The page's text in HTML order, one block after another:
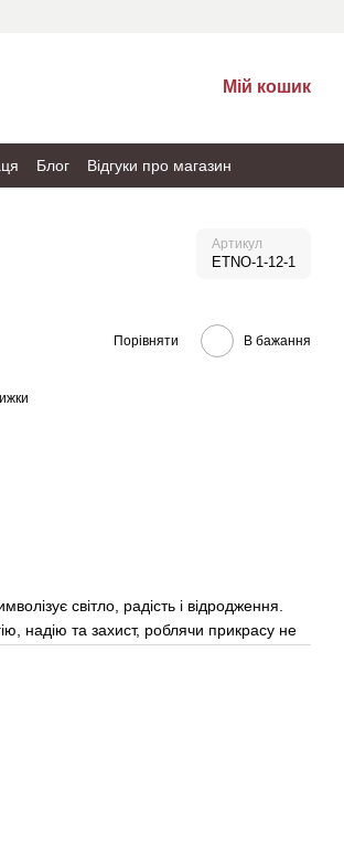
Мій кошик
Блог
Відгуки про магазин
Артикул
ETNO-1-12-1
Порівняти В бажання
світло, радість і відродження.
надію та захист, роблячи прикрасу не